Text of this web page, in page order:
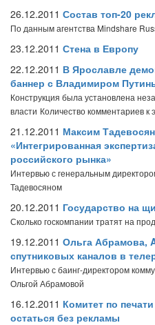
26.12.2011 Состав топ-20
По данным агентства Mindshare
23.12.2011 Стена в Европу
22.12.2011 В Ярославле
баннер с Владимиром
Конструкция была установлена
власти Количество комментариев к
21.12.2011 Максим
«Интегрированная
российского рынка»
Интервью с генеральным
Тадевосяном
20.12.2011 Государство на
Сколько госкомпании тратят на
19.12.2011 Ольга Абрамова,
спутниковых каналов в
Интервью с баинг-директором
Ольгой Абрамовой
16.12.2011 Комитет по
остаться без рекламы